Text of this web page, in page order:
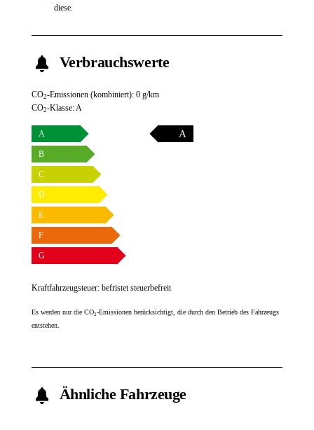
diese.
Verbrauchswerte
CO2-Emissionen (kombiniert): 0 g/km
CO2-Klasse:A
A A
B
C
D
E
F
G
Kraftfahrzeugsteuer: befristet steuerbefreit
Es werden nur die CO2-Emissionen berücksichtigt, die durch den Betrieb des Fahrzeugs
entstehen.
Ähnliche Fahrzeuge